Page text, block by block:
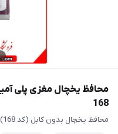
محافظ یخچال مغزی پلی
168
محافظ یخچال بدون کابل (کد 168)